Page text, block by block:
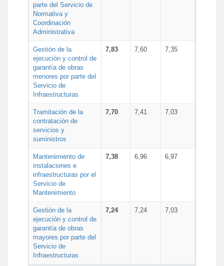
parte del Servicio de
Normativa y
Coordinación
Administrativa
Gestión de la
ejecución y control de
garantía de obras
menores por parte del
Servicio de
Infraestructuras
7,83 7,60 7,35
Tramitación de la
contratación de
servicios y
suministros
7,70 7,41 7,03
Mantenimiento de
instalaciones e
infraestructuras por el
Servicio de
Mantenimiento
7,38 6,96 6,97
Gestión de la
ejecución y control de
garantía de obras
mayores por parte del
Servicio de
Infraestructuras
7,24 7,24 7,03